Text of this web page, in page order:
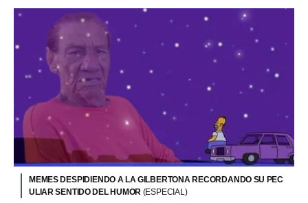
MEMES DESPIDIENDO A LA GILBERTONA RECORDANDO SU PEC
ULIAR SENTIDO DEL HUMOR (ESPECIAL)